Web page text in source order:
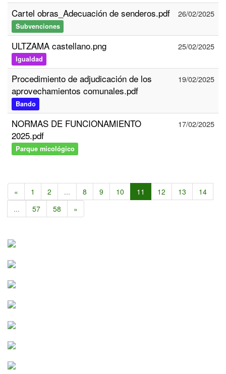
Cartel obras_Adecuación de senderos.pdf
Subvenciones
26/02/2025
ULTZAMA castellano.png
Igualdad
25/02/2025
Procedimiento de adjudicación de los
aprovechamientos comunales.pdf
Bando
19/02/2025
NORMAS DE FUNCIONAMIENTO
2025.pdf
Parque micológico
17/02/2025
« 1 2 ... 8 9 10 11 12 13
14
...
57 58 »